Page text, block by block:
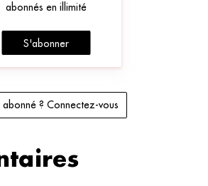
abonnés en illimité
S'abonner
abonné ? Connectez-vous